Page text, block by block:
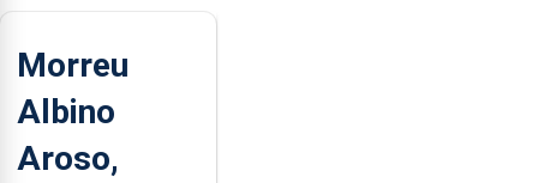
Morreu
Albino
Aroso,